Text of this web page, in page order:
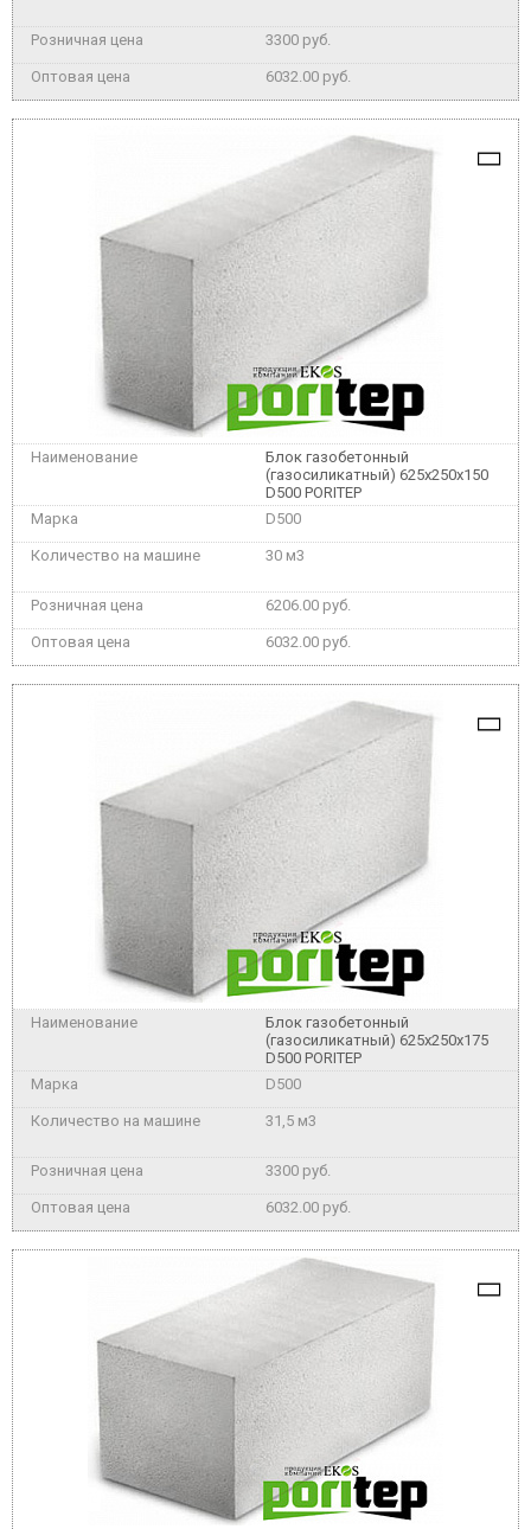
3300 руб.
6032.00 руб.
Блок газобетонный
(газосиликатный) 625x250x150
D500 PORITEP
D500
30 м3
6206.00 руб.
6032.00 руб.
Блок газобетонный
(газосиликатный) 625x250x175
D500 PORITEP
D500
31,5 м3
3300 руб.
6032.00 руб.